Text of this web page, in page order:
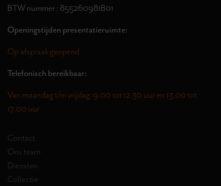
BTW nummer : 855260981B01
Openingstijden presentatieruimte:
Op afspraak geopend
Telefonisch bereikbaar:
Van maandag t/m vrijdag: 9.00 tot 12.30 uur en 13.00 tot
17.00 uur
Contact
Ons team
Diensten
Collectie